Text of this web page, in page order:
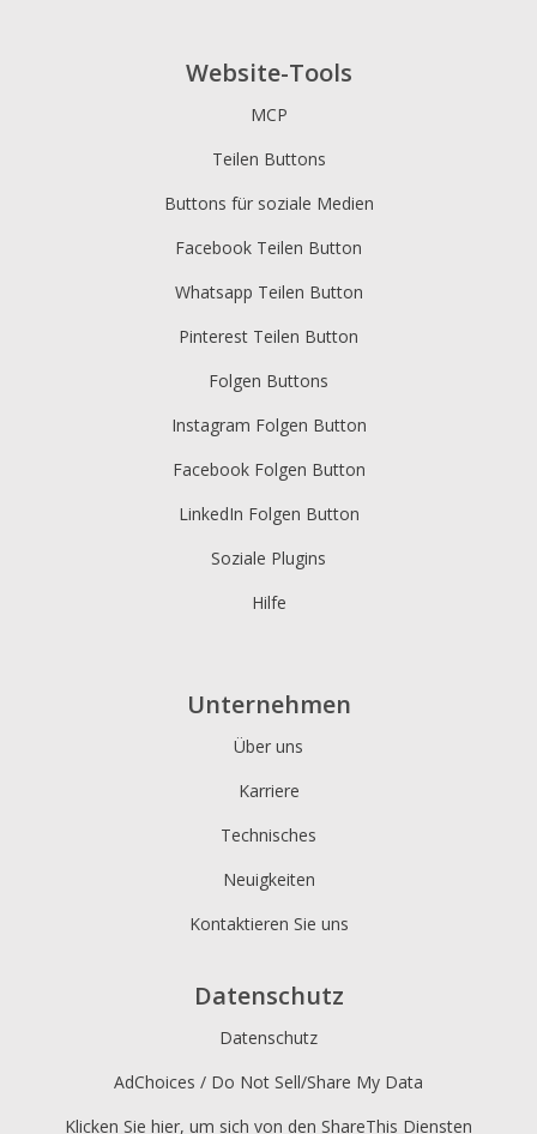
Website-Tools
MCP
Teilen Buttons
Buttons für soziale Medien
Facebook Teilen Button
Whatsapp Teilen Button
Pinterest Teilen Button
Folgen Buttons
Instagram Folgen Button
Facebook Folgen Button
LinkedIn Folgen Button
Soziale Plugins
Hilfe
Unternehmen
Über uns
Karriere
Technisches
Neuigkeiten
Kontaktieren Sie uns
Datenschutz
Datenschutz
AdChoices / Do Not Sell/Share My Data
Klicken Sie hier, um sich von den ShareThis Diensten